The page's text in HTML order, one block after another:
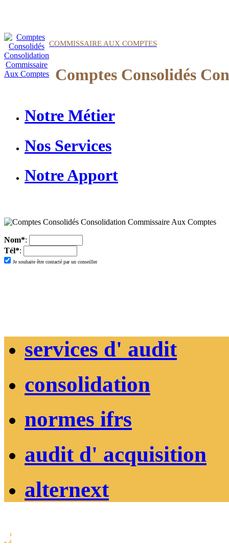
COMMISSAIRE AUX COMPTES
Comptes Consolidés
Notre Métier
Nos Services
Notre Apport
Nom*:
Tél*:
Je souhaite être contacté par un conseiller
services d' audit
consolidation
normes ifrs
audit d' acquisition
alternext